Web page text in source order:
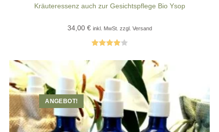
Kräuteressenz auch zur Gesichtspflege Bio Ysop
34,00 € inkl. MwSt. zzgl. Versand
ANGEBOT!